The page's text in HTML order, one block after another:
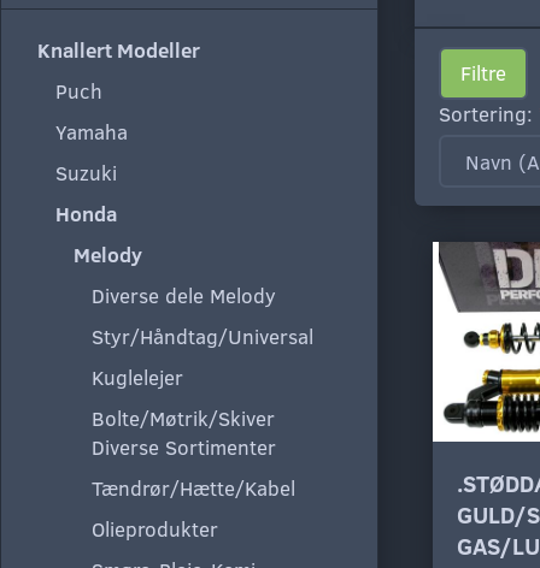
Knallert Modeller
Puch
Yamaha
Suzuki
Honda
Melody
Diverse dele Melody
Styr/Håndtag/Universal
Kuglelejer
Bolte/Møtrik/Skiver
Diverse Sortimenter
Tændrør/Hætte/Kabel
Olieprodukter
Filtre
Sortering:
GULD/
GAS/